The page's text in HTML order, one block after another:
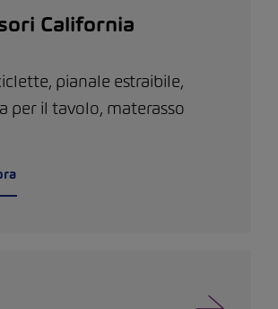
California
pianale estraibile,
per il tavolo, materasso